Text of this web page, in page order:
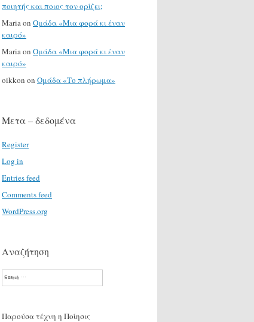
ποιητής και ποιος τον ορίζει;
Mariaon Ομάδα «Μια φορά κι έναν
καιρό»
Mariaon Ομάδα «Μια φορά κι έναν
καιρό»
oikkon on Ομάδα «Το πλήρωμα»
Μετα – δεδομένα
Register
Log in
Entries feed
Comments feed
WordPress.org
Αναζήτηση
Search
Παρούσα τέχνη η Ποίησις